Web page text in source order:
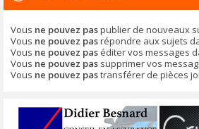
Vous ne pouvez paspublier de nouveaux
Vous ne pouvez pasrépondre aux sujets
Vous ne pouvez pas éditer vos messages
Vous ne pouvez pas supprimer vos
Vous ne pouvez pastransférer de pièces